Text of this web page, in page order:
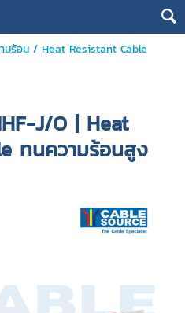
มร้อน / Heat Resistant Cable
J/O | Heat
ทนความร้อนสูง